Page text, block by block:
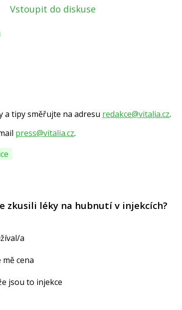
Vstoupit do diskuse
a tipy směřujte na adresu redakce@vitalia.cz.
press@vitalia.cz.
zkusili léky na hubnutí v injekcích?
a
cena
jsou to injekce